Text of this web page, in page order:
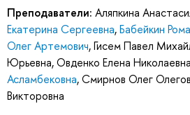
Преподаватели: Аляпкина
Екатерина Сергеевна,Бабейкин
Олег Артемович,Гисем Павел
Юрьевна,Овденко Елена Николаевна
Асламбековна,Смирнов Олег
Викторовна